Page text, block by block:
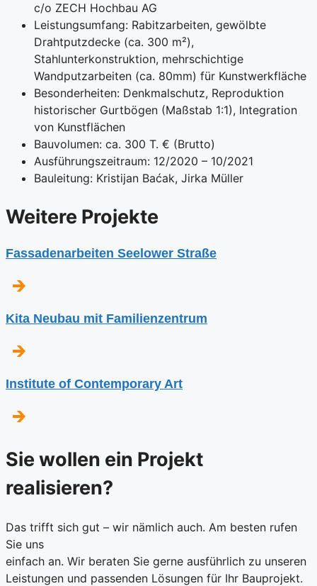
c/o ZECH Hochbau AG
Leistungsumfang: Rabitzarbeiten, gewölbte
Drahtputzdecke (ca. 300 m²),
Stahlunterkonstruktion, mehrschichtige
Wandputzarbeiten (ca. 80mm) für Kunstwerkfläche
Besonderheiten: Denkmalschutz, Reproduktion
historischer Gurtbögen (Maßstab 1:1), Integration
von Kunstflächen
Bauvolumen: ca. 300 T. € (Brutto)
Ausführungszeitraum: 12/2020 – 10/2021
Bauleitung: Kristijan Baćak, Jirka Müller
⁨Weitere Projekte
Fassadenarbeiten Seelower Straße
Kita Neubau mit Familienzentrum
Institute of Contemporary Art
Sie wollen ein Projekt
realisieren?
Das trifft sich gut – wir nämlich auch. Am besten rufen
Sie uns
einfach an. Wir beraten Sie gerne ausführlich zu unseren
Leistungen und passenden Lösungen für Ihr Bauprojekt.